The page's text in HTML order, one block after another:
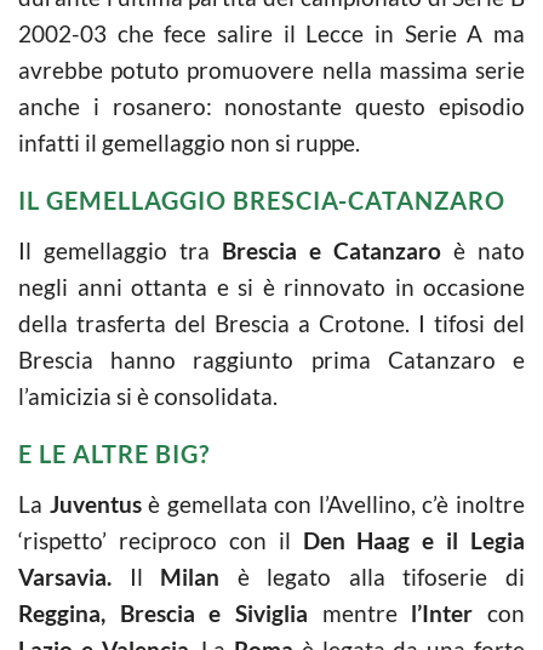
2002-03 che fece salire il Lecce in Serie A ma
avrebbe potuto promuovere nella massima serie
anche i rosanero: nonostante questo episodio
infatti il gemellaggio non si ruppe.
IL GEMELLAGGIO BRESCIA-CATANZARO
Il gemellaggio tra Brescia e Catanzaro è nato
negli anni ottanta e si è rinnovato in occasione
della trasferta del Brescia a Crotone. I tifosi del
Brescia hanno raggiunto prima Catanzaro e
l’amicizia si è consolidata.
E LE ALTRE BIG?
La Juventusè gemellata con l’Avellino, c’è inoltre
‘rispetto’ reciproco con il Den Haag e il Legia
Varsavia. Il Milan è legato alla tifoserie di
Reggina, Brescia e Siviglia mentre l’Inter con